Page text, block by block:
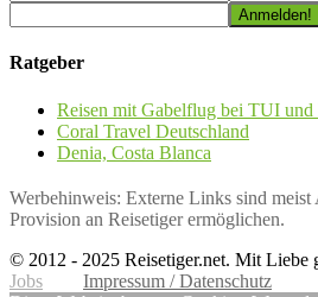
Ratgeber
Reisen mit Gabelflug bei TUI
Coral Travel Deutschland
Denia, Costa Blanca
Werbehinweis: Externe Links sind
Provision an Reisetiger ermöglichen.
© 2012 - 2025 Reisetiger.net. Mit Liebe
Jobs
Impressum / Datenschutz